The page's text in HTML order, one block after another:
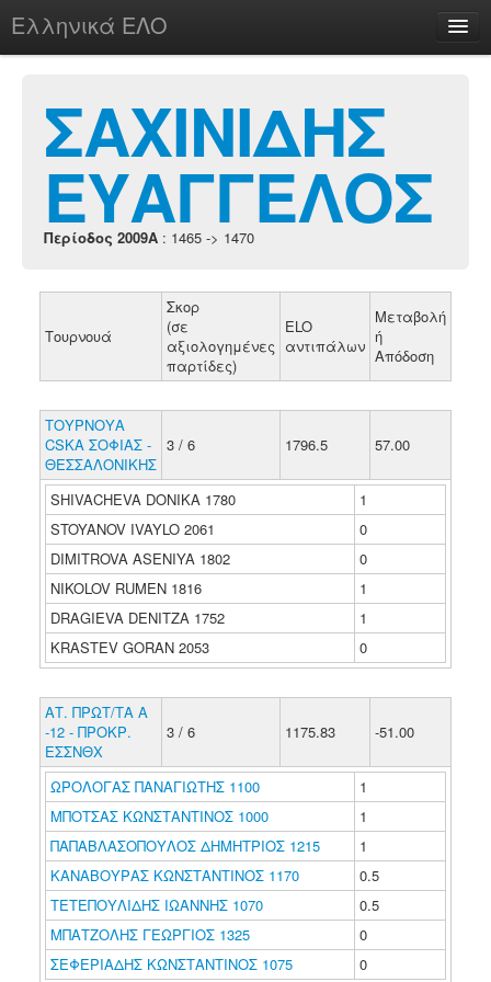
Ελληνικά ΕΛΟ
chesstu.be @ discord
Login
ΣΑΧΙΝΙΔΗΣ
ΕΥΑΓΓΕΛΟΣ
Περίοδος 2009A : 1465 -> 1470
Τουρνουά
Σκορ
(σε
αξιολογημένες
παρτίδες)
ELO
αντιπάλων
Μεταβολή
ή
Απόδοση
ΤΟΥΡΝΟΥΑ
CSKA ΣΟΦΙΑΣ -
ΘΕΣΣΑΛΟΝΙΚΗΣ
3 / 6 1796.5 57.00
SHIVACHEVA DONIKA 1780
1
STOYANOV IVAYLO 2061
0
DIMITROVA ASENIYA 1802
0
NIKOLOV RUMEN 1816
1
DRAGIEVA DENITZA 1752
1
KRASTEV GORAN 2053
0
ΑΤ. ΠΡΩΤ/ΤΑ Α
-12 - ΠΡΟΚΡ.
ΕΣΣΝΘΧ
3 / 6 1175.83 -51.00
ΩΡΟΛΟΓΑΣ ΠΑΝΑΓΙΩΤΗΣ 1100
1
ΜΠΟΤΣΑΣ ΚΩΝΣΤΑΝΤΙΝΟΣ 1000
1
ΠΑΠΑΒΛΑΣΟΠΟΥΛΟΣ ΔΗΜΗΤΡΙΟΣ 1215
1
ΚΑΝΑΒΟΥΡΑΣ ΚΩΝΣΤΑΝΤΙΝΟΣ 1170
0.5
ΤΕΤΕΠΟΥΛΙΔΗΣ ΙΩΑΝΝΗΣ 1070
0.5
ΜΠΑΤΖΟΛΗΣ ΓΕΩΡΓΙΟΣ 1325
0
ΣΕΦΕΡΙΑΔΗΣ ΚΩΝΣΤΑΝΤΙΝΟΣ 1075
0